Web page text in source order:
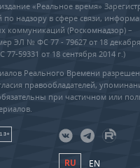
«Реальное время»
надзору в сфере связи,
коммуникаций (Роскомнадзор) –
ЭЛ № ФС 77 - 79627 от 18 декабря
59331 от 18 сентября 2014 г.)
Реального Времени
правообладателей,
при частичном или
18+
RU EN